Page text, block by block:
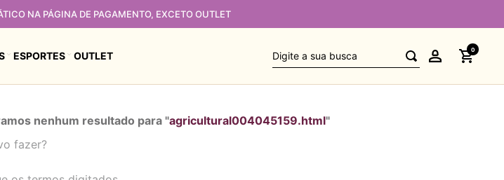
NA PÁGINA DE PAGAMENTO, EXCETO OUTLET
ESPORTES OUTLET Digite a sua busca 0
nenhum resultado para "agricultural004045159.html"
fazer?